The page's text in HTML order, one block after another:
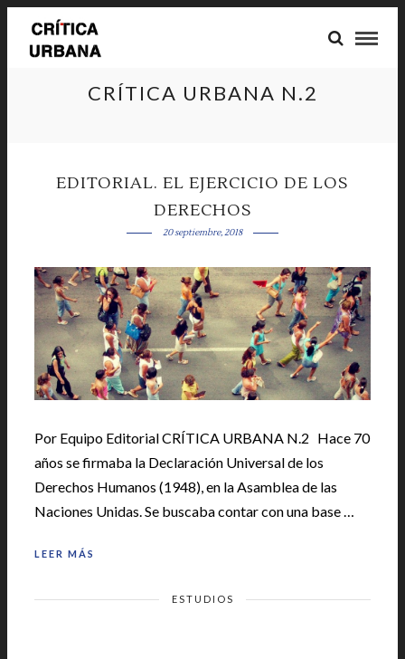
CRÍTICA URBANA N.2
EDITORIAL. EL EJERCICIO DE LOS
DERECHOS
20 septiembre, 2018
Por Equipo Editorial CRÍTICA URBANA N.2 Hace 70
años se firmaba la Declaración Universal de los
Derechos Humanos (1948), en la Asamblea de las
Naciones Unidas. Se buscaba contar con una base …
LEER MÁS
ESTUDIOS